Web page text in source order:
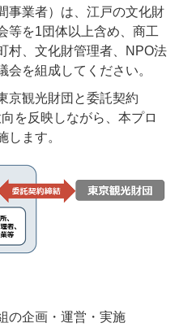
事業者）は、江戸の文化財
等を1団体以上含め、商工
村、文化財管理者、NPO法
会を組成してください。
京観光財団と委託契約
を反映しながら、本プロ
します。
の企画・運営・実施